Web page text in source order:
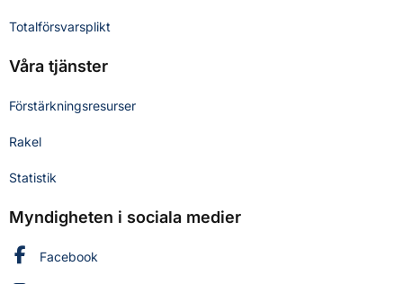
Totalförsvarsplikt
Våra tjänster
Förstärkningsresurser
Rakel
Statistik
Myndigheten i sociala medier
Myndigheten för civilt försvar på
Facebook